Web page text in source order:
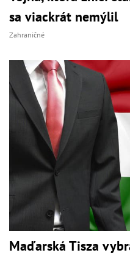
sa viackrát nemýlil
Zahraničné
Maďarská Tisza